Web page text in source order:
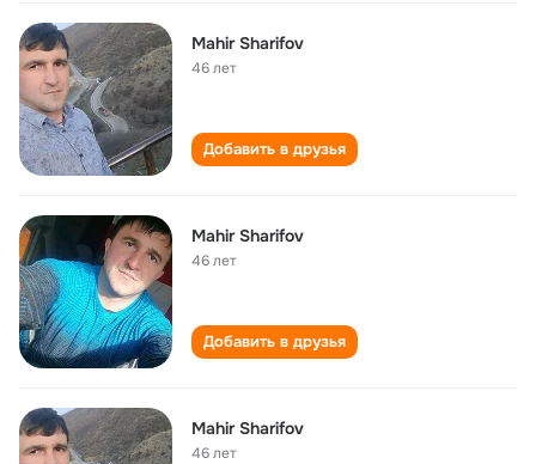
Mahir Sharifov
46 лет
Добавить в друзья
Mahir Sharifov
46 лет
Добавить в друзья
Mahir Sharifov
46 лет